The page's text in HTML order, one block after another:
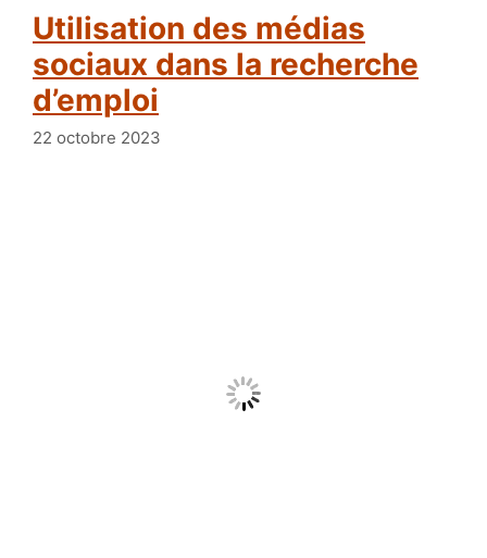
Utilisation des médias
sociaux dans la recherche
d’emploi
22 octobre 2023